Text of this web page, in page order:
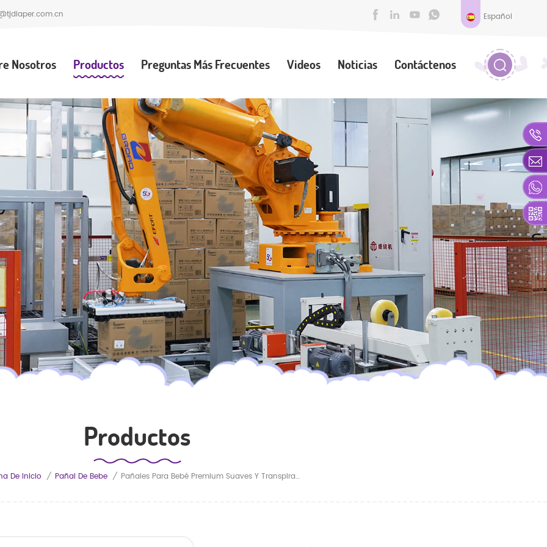
Español
Nosotros Productos Preguntas Más Frecuentes Videos Noticias Contáctenos
Productos
De Inicio / Pañal De Bebe / Pañales Para Bebé Premium Suaves Y Transpirables OEM/ODM